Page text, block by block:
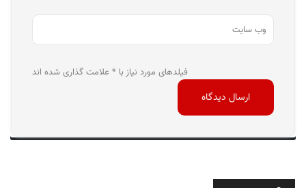
فیلدهای مورد نیاز با * علامت گذاری شده اند